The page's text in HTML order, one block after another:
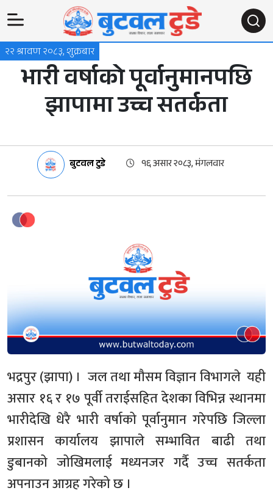
२२ श्रावण २०८३, शुक्रबार
भारी वर्षाको पूर्वानुमानपछि
झापामा उच्च सतर्कता
बुटवल टुडे १६ असार २०८३, मंगलवार
भद्रपुर (झापा) । जल तथा मौसम विज्ञान विभागले यही
असार १६ र १७ पूर्वी तराईसहित देशका विभिन्न स्थानमा
भारीदेखि धेरै भारी वर्षाको पूर्वानुमान गरेपछि जिल्ला
प्रशासन कार्यालय झापाले सम्भावित बाढी तथा
डुबानको जोखिमलाई मध्यनजर गर्दै उच्च सतर्कता
अपनाउन आग्रह गरेको छ ।